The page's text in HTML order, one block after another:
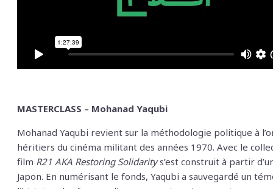
MASTERCLASS – Mohanad Yaqubi
Mohanad Yaqubi revient sur la méthodologie politique à
héritiers du cinéma militant des années 1970. Avec le
film R21 AKA Restoring Solidaritys’est construit à partir
Japon. En numérisant le fonds, Yaqubi a sauvegardé un